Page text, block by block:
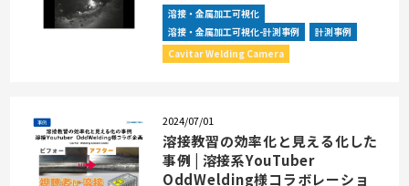
溶接・金属加工可視化
溶接・金属加工可視化-計測事例
計測事例
Cavitar Welding Camera
2024/07/01
溶接教習の効率化と見える化した
事例 | 溶接系YouTuber
OddWelding様コラボレーショ